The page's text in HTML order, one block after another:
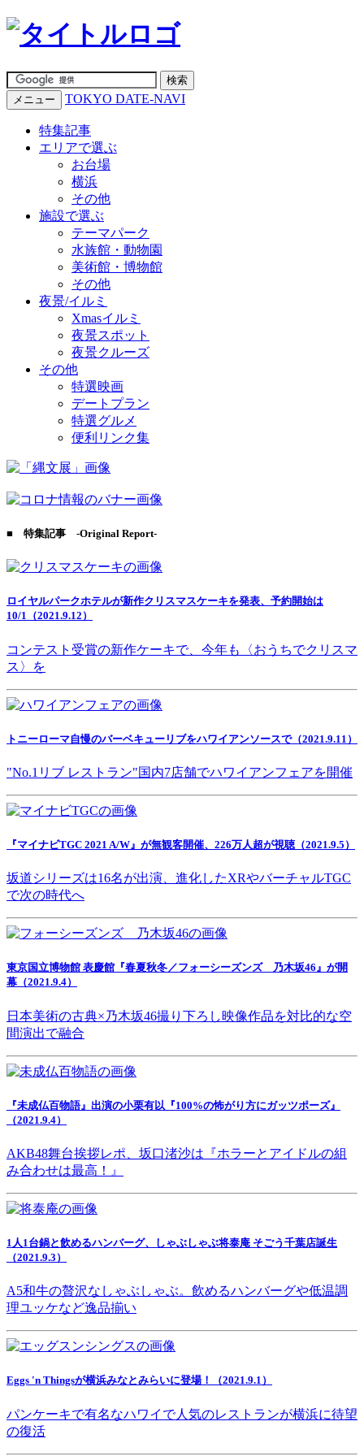
メニュー TOKYO DATE-NAVI
特集記事
エリアで選ぶ
お台場
横浜
その他
施設で選ぶ
テーマパーク
水族館・動物園
美術館・博物館
その他
夜景/イルミ
Xmasイルミ
夜景スポット
夜景クルーズ
その他
特選映画
デートプラン
特選グルメ
便利リンク集
■ 特集記事 -Original Report-
ロイヤルパークホテルが新作クリスマスケーキを発表、予約開始は
10/1（2021.9.12）
コンテスト受賞の新作ケーキで、今年も〈おうちでクリスマ
ス〉を
トニーローマ自慢のバーベキューリブをハワイアンソースで（2021.9.11）
"No.1リブ レストラン"国内7店舗でハワイアンフェアを開催
『マイナビTGC 2021 A/W』が無観客開催、226万人超が視聴（2021.9.5）
坂道シリーズは16名が出演、進化したXRやバーチャルTGC
で次の時代へ
東京国立博物館 表慶館『春夏秋冬／フォーシーズンズ 乃木坂46』が開
幕（2021.9.4）
日本美術の古典×乃木坂46撮り下ろし映像作品を対比的な空
間演出で融合
『未成仏百物語』出演の小栗有以『100%の怖がり方にガッツポーズ』
（2021.9.4）
AKB48舞台挨拶レポ、坂口渚沙は『ホラーとアイドルの組
み合わせは最高！』
1人1台鍋と飲めるハンバーグ、しゃぶしゃぶ将泰庵 そごう千葉店誕生
（2021.9.3）
A5和牛の贅沢なしゃぶしゃぶ。飲めるハンバーグや低温調
理ユッケなど逸品揃い
Eggs 'n Thingsが横浜みなとみらいに登場！（2021.9.1）
パンケーキで有名なハワイで人気のレストランが横浜に待望
の復活